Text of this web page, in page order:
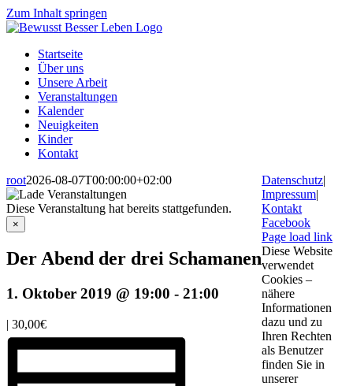
Zum Inhalt springen
Startseite
Über uns
Unsere Arbeit
Veranstaltungen
Kalender
Neuigkeiten
Kinder
Kontakt
root2026-08-07T00:00:00+02:00
Diese Veranstaltung hat bereits stattgefunden.
×
Der Abend der drei Schamanen
1. Oktober 2019 @ 19:00 - 21:00
| 30,00€
Datenschutz|
Impressum|
Kontakt
Facebook
Page load link
Diese Website
verwendet
Cookies –
nähere
Informationen
dazu und zu
Ihren Rechten
als Benutzer
finden Sie in
unserer